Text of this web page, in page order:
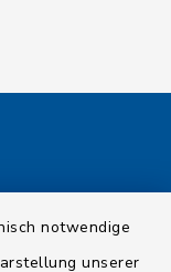
notwendige
unserer